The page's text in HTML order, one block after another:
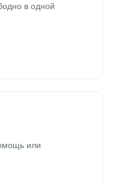
в одной
или